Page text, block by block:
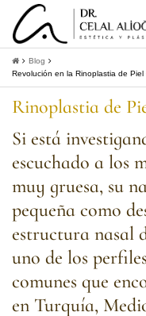
Acerca de mí
Cirugía Estética
Mínimamente
Guía Del Paciente
Contacto
Obtener información
Blog
Revolución en la Rinoplastia de
Rinoplastia de
Si está
escuchado a los
muy gruesa, su
pequeña como
estructura nasal
uno de los
comunes que
en Turquía,